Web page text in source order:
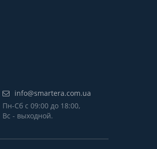
info@smartera.com.ua
Пн-Сб с 09:00 до 18:00,
Вс - выходной.